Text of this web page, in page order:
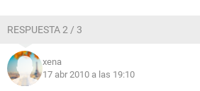
RESPUESTA 2 / 3
xena
17 abr 2010 a las 19:10